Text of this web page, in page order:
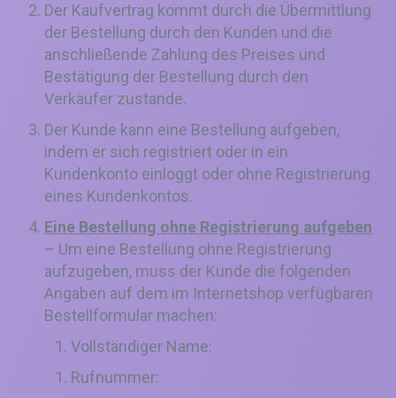
Der Kaufvertrag kommt durch die Übermittlung
der Bestellung durch den Kunden und die
anschließende Zahlung des Preises und
Bestätigung der Bestellung durch den
Verkäufer zustande.
Der Kunde kann eine Bestellung aufgeben,
indem er sich registriert oder in ein
Kundenkonto einloggt oder ohne Registrierung
eines Kundenkontos.
Eine Bestellung ohne Registrierung aufgeben
– Um eine Bestellung ohne Registrierung
aufzugeben, muss der Kunde die folgenden
Angaben auf dem im Internetshop verfügbaren
Bestellformular machen:
Vollständiger Name:
Rufnummer: